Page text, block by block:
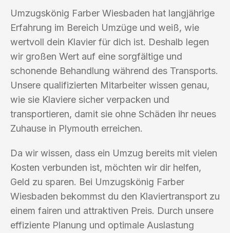
Umzugskönig Farber Wiesbaden hat langjährige
Erfahrung im Bereich Umzüge und weiß, wie
wertvoll dein Klavier für dich ist. Deshalb legen
wir großen Wert auf eine sorgfältige und
schonende Behandlung während des Transports.
Unsere qualifizierten Mitarbeiter wissen genau,
wie sie Klaviere sicher verpacken und
transportieren, damit sie ohne Schäden ihr neues
Zuhause in Plymouth erreichen.
Da wir wissen, dass ein Umzug bereits mit vielen
Kosten verbunden ist, möchten wir dir helfen,
Geld zu sparen. Bei Umzugskönig Farber
Wiesbaden bekommst du den Klaviertransport zu
einem fairen und attraktiven Preis. Durch unsere
effiziente Planung und optimale Auslastung